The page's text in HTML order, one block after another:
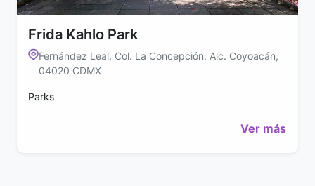
Frida Kahlo Park
Fernández Leal, Col. La Concepción, Alc. Coyoacán,
04020 CDMX
Parks
Ver más